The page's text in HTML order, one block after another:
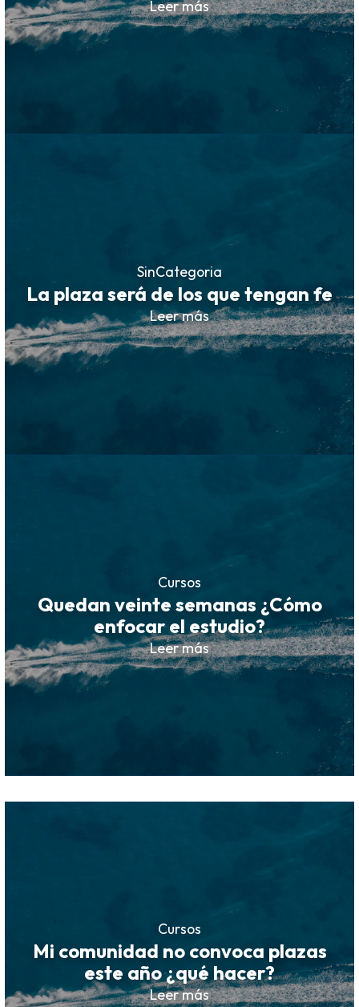
Leer más
SinCategoria
La plaza será de los que tengan fe
Leer más
Cursos
Quedan veinte semanas ¿Cómo
enfocar el estudio?
Leer más
Cursos
Mi comunidad no convoca plazas
este año ¿qué hacer?
Leer más